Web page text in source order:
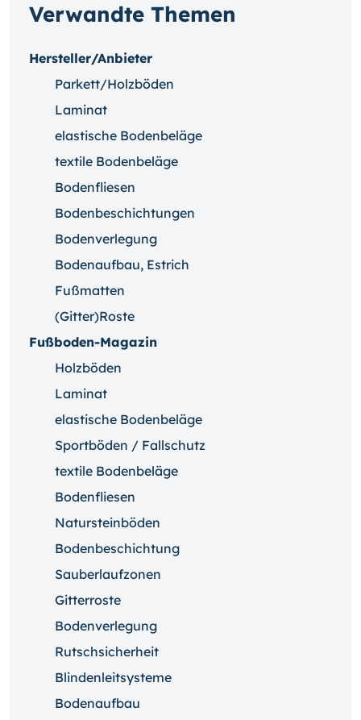
Verwandte Themen
Hersteller/Anbieter
Parkett/Holzböden
Laminat
elastische Bodenbeläge
textile Bodenbeläge
Bodenfliesen
Bodenbeschichtungen
Bodenverlegung
Bodenaufbau, Estrich
Fußmatten
(Gitter)Roste
Fußboden-Magazin
Holzböden
Laminat
elastische Bodenbeläge
Sportböden / Fallschutz
textile Bodenbeläge
Bodenfliesen
Natursteinböden
Bodenbeschichtung
Sauberlaufzonen
Gitterroste
Bodenverlegung
Rutschsicherheit
Blindenleitsysteme
Bodenaufbau